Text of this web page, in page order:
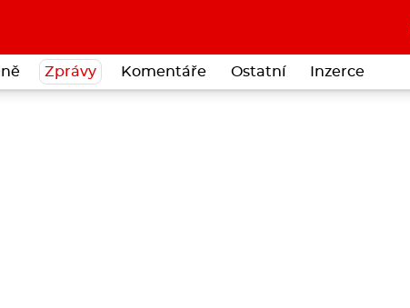
Zprávy Komentáře Ostatní Inzerce